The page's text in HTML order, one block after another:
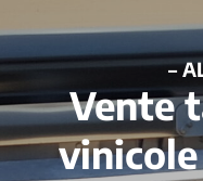
–
Vente